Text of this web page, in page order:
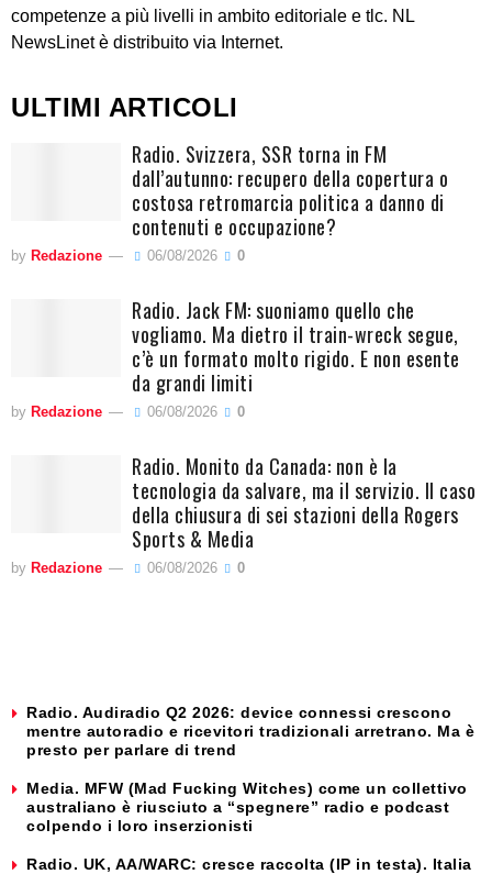
competenze a più livelli in ambito editoriale e tlc. NL
NewsLinet è distribuito via Internet.
ULTIMI ARTICOLI
Radio. Svizzera, SSR torna in FM
dall’autunno: recupero della copertura o
costosa retromarcia politica a danno di
contenuti e occupazione?
by Redazione 06/08/2026 0
Radio. Jack FM: suoniamo quello che
vogliamo. Ma dietro il train-wreck segue,
c’è un formato molto rigido. E non esente
da grandi limiti
by Redazione 06/08/2026 0
Radio. Monito da Canada: non è la
tecnologia da salvare, ma il servizio. Il caso
della chiusura di sei stazioni della Rogers
Sports & Media
by Redazione 06/08/2026 0
Radio. Audiradio Q2 2026: device connessi crescono
mentre autoradio e ricevitori tradizionali arretrano. Ma è
presto per parlare di trend
Media. MFW (Mad Fucking Witches) come un collettivo
australiano è riusciuto a “spegnere” radio e podcast
colpendo i loro inserzionisti
Radio. UK, AA/WARC: cresce raccolta (IP in testa). Italia